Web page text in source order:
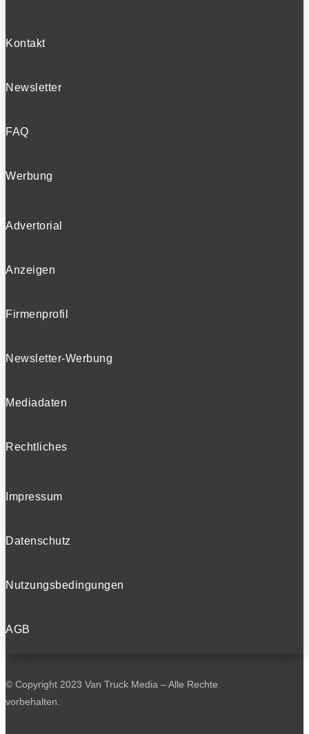
Kontakt
Newsletter
FAQ
Werbung
Advertorial
Anzeigen
Firmenprofil
Newsletter-Werbung
Mediadaten
Rechtliches
Impressum
Datenschutz
Nutzungsbedingungen
AGB
© Copyright 2023 Van Truck Media – Alle Rechte
vorbehalten.